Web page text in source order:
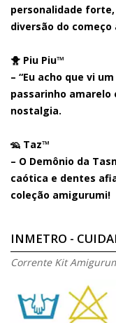
personalidade
diversão do começo
🐥 Piu Piu™
– “Eu acho que vi
passarinho
nostalgia.
🦡 Taz™
– O Demônio da
caótica e dentes
coleção amigurumi!
INMETRO -
Corrente Kit